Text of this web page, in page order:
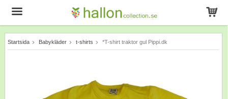
Produkten har blivit tillagd i varukorgen
Startsida Babykläder t-shirts *T-shirt traktor gul Pippi.dk